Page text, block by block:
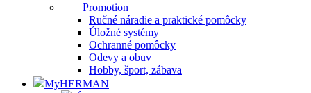
Promotion
Ručné náradie a praktické pomôcky
Úložné systémy
Ochranné pomôcky
Odevy a obuv
Hobby, šport, zábava
MyHERMAN